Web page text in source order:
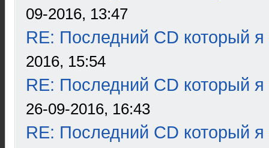
09-2016, 13:47
RE: Последний CD который я
2016, 15:54
RE: Последний CD который я
26-09-2016, 16:43
RE: Последний CD который я